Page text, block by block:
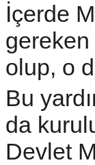
İçerde
olup, o
Bu
da
Devlet